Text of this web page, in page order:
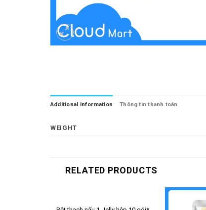
Additional information Thông tin thanh toán
WEIGHT
RELATED PRODUCTS